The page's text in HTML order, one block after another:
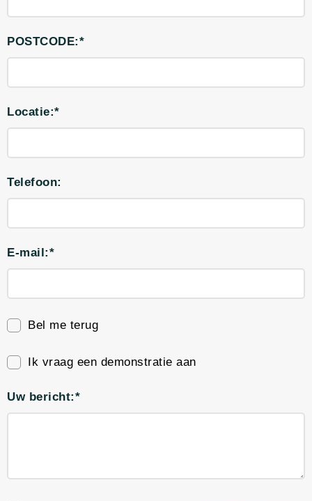
POSTCODE:*
Locatie:*
Telefoon:
E-mail:*
Bel me terug
Ik vraag een demonstratie aan
Uw bericht:*